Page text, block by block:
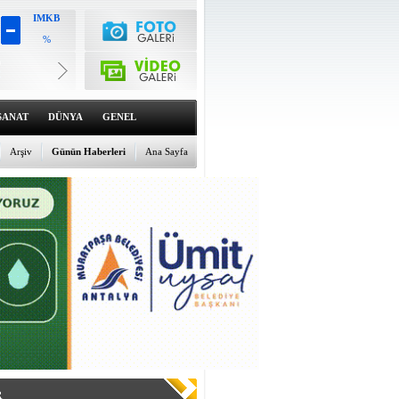
IMKB
%
6529.39
%0.57
Dolar
47.5941
%0.02
Euro
55.0235
%-0.04
DÜNYA GENEL
Ana Sayfa
Günün Haberleri
Arşiv